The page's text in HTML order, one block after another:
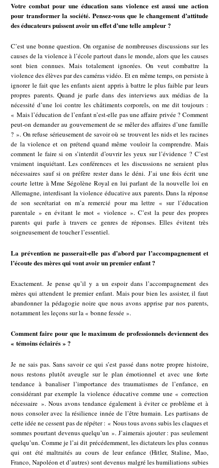
Votre combat pour une éducation sans violence est aussi une action
pour transformer la société. Pensez-vous que le changement d’attitude
des éducateurs puissent avoir un effet d’une telle ampleur ?
C’est une bonne question. On organise de nombreuses discussions sur les
causes de la violence à l’école partout dans le monde, alors que les causes
sont bien connues. Mais totalement ignorées. On veut combattre la
violence des élèves par des caméras vidéo. Et en même temps, on persiste à
ignorer le fait que les enfants aient appris à battre le plus faible par leurs
propres parents. Quand je parle dans des interviews aux médias de la
nécessité d’une loi contre les châtiments corporels, on me dit toujours :
« Mais l’éducation de l’enfant n’est-elle pas une affaire privée ? Comment
peut-on demander au gouvernement de se mêler des affaires d’une famille
? ». On refuse sérieusement de savoir où se trouvent les nids et les racines
de la violence et on prétend quand même vouloir la comprendre. Mais
comment le faire si on s’interdit d’ouvrir les yeux sur l’évidence ? C’est
vraiment inquiétant. Les conférences et les discussions ne seraient plus
nécessaires sauf si on préfère rester dans le déni. J’ai une fois écrit une
courte lettre à Mme Ségolène Royal en lui parlant de la nouvelle loi en
Allemagne, interdisant la violence éducative aux parents. Dans la réponse
de son secrétariat on m’a remercié pour ma lettre « sur l’éducation
parentale » en évitant le mot « violence ». C’est la peur des propres
parents qui parle à travers ce genres de réponses. Elles évitent très
soigneusement de toucher l’essentiel.
La prévention ne passerait-elle pas d’abord par l’accompagnement et
l’écoute des mères qui vont avoir un premier enfant ?
Exactement. Je pense qu’il y a un espoir dans l’accompagnement des
mères qui attendent le premier enfant. Mais pour bien les assister, il faut
abandonner la pédagogie noire que nous avons apprise par nos parents,
notamment les leçons sur la « bonne fessée ».
Comment faire pour que le maximum de professionnels deviennent des
« témoins éclairés » ?
Je ne sais pas. Sans savoir ce qui s’est passé dans notre propre histoire,
nous restons plutôt aveugle sur le plan émotionnel et avec une forte
tendance à banaliser l’importance des traumatismes de l’enfance, en
considérant par exemple la violence éducative comme une « correction
nécessaire ». Nous avons tendance également à éviter ce problème et à
nous consoler avec la résilience innée de l’être humain. Les partisans de
cette idée ne cessent pas de répéter : « Nous tous avons subis les claques et
sommes pourtant devenus quelqu’un ». J’aimerais ajouter : pas seulement
quelqu’un. Comme je l’ai dit précédemment, les dictateurs les plus connus
qui ont été maltraités au cours de leur enfance (Hitler, Staline, Mao,
Franco, Napoléon et d’autres) sont devenus malgré les humiliations subies